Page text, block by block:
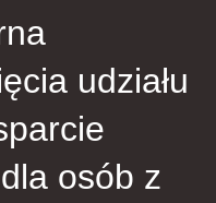
udziału
osób z